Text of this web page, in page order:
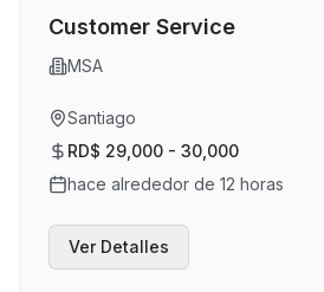
Customer Service
MSA
Santiago
RD$ 29,000 - 30,000
hace alrededor de 12 horas
Ver Detalles